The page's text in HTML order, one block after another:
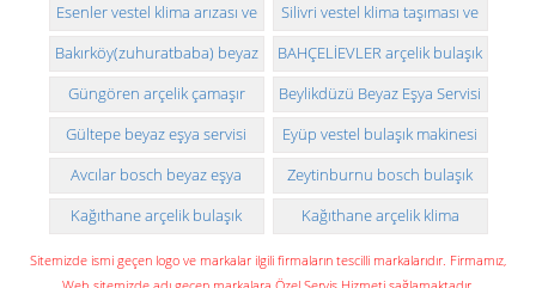
Esenler vestel klima arızası ve
montajı
Silivri vestel klima taşıması ve
montajı
Bakırköy(zuhuratbaba) beyaz
eşya servisi
BAHÇELİEVLER arçelik bulaşık
makinesi teknik servisi
Güngören arçelik çamaşır
makinesi teknik servisi
Beylikdüzü Beyaz Eşya Servisi
Telefonu
Gültepe beyaz eşya servisi
Eyüp vestel bulaşık makinesi
teknik servisi
Avcılar bosch beyaz eşya
Zeytinburnu bosch bulaşık
makinesi teknik servisi
Kağıthane arçelik bulaşık
makinesi teknik servisi
Kağıthane arçelik klima
taşıması ve montajı
Sitemizde ismi geçen logo ve markalar ilgili firmaların tescilli markalarıdır. Firmamız,